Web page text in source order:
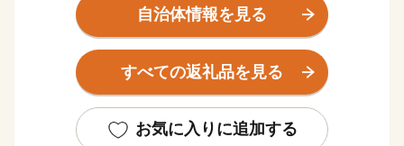
をとらえ、癒してきました。豊かな風土に包まれて織り
なされてきたまち、行方市です。
自治体情報を見る
すべての返礼品を見る
お気に入りに追加する